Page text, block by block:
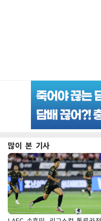
많이 본 기사